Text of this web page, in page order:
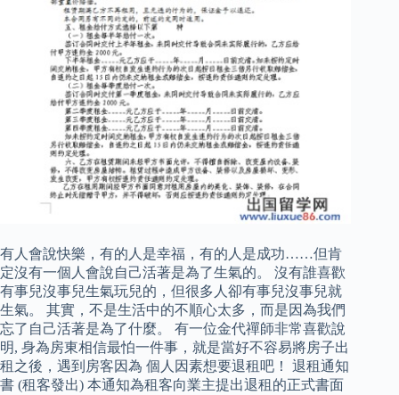
有人會說快樂，有的人是幸福，有的人是成功……但肯
定沒有一個人會說自己活著是為了生氣的。 沒有誰喜歡
有事兒沒事兒生氣玩兒的，但很多人卻有事兒沒事兒就
生氣。 其實，不是生活中的不順心太多，而是因為我們
忘了自己活著是為了什麼。 有一位金代禪師非常喜歡說
明, 身為房東相信最怕一件事，就是當好不容易將房子出
租之後，遇到房客因為 個人因素想要退租吧！ 退租通知
書 (租客發出) 本通知為租客向業主提出退租的正式書面